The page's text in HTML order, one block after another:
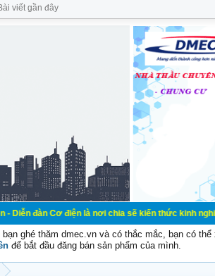
điện là nơi chia sẽ kiến thức kinh nghiệm
bạn ghé thăm dmec.vn và có thắc mắc, bạn có
để bắt đầu đăng bán sản phẩm của mình.
viết gần đây